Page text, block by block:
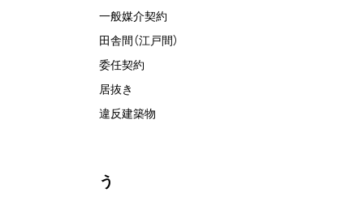
一般媒介契約
田舎間（江戸間）
委任契約
居抜き
違反建築物
う